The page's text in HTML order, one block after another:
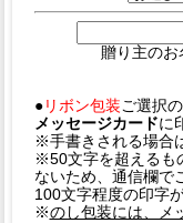
贈り主のお
●リボン包装ご選択
メッセージカードに
※手書きされる場合
※50文字を超えるも
ないため、通信欄で
100文字程度の印字
※のし包装には、メ